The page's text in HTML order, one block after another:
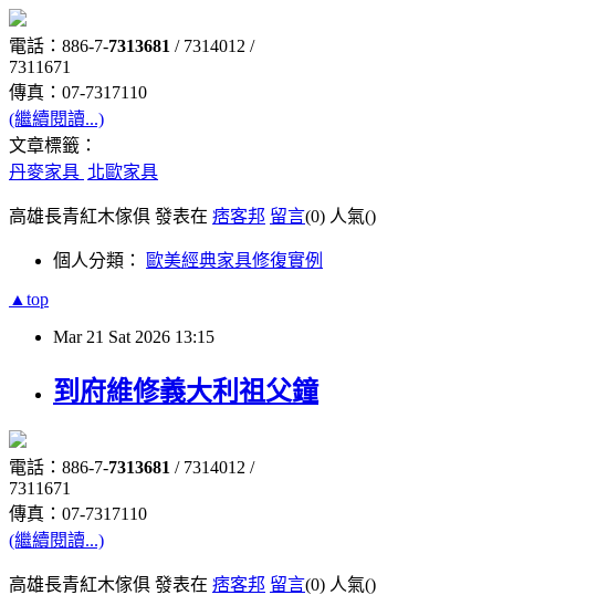
電話：886-7-7313681 / 7314012 /
7311671
傳真：07-7317110
(繼續閱讀...)
文章標籤：
丹麥家具 北歐家具
高雄長青紅木傢俱 發表在 痞客邦 留言(0) 人氣()
個人分類： 歐美經典家具修復實例
▲top
Mar 21 Sat 2026 13:15
到府維修義大利祖父鐘
電話：886-7-7313681 / 7314012 /
7311671
傳真：07-7317110
(繼續閱讀...)
高雄長青紅木傢俱 發表在 痞客邦 留言(0) 人氣()